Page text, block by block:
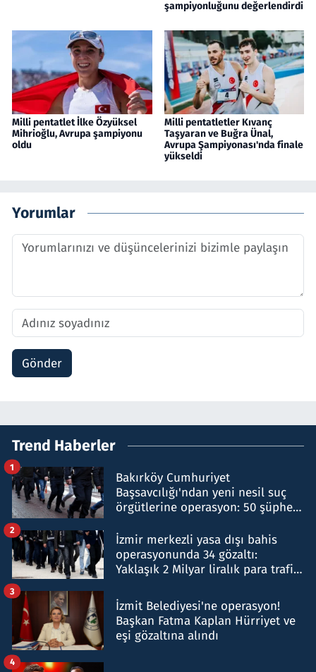
şampiyonluğunu değerlendirdi
Milli pentatlet İlke Özyüksel
Mihrioğlu, Avrupa şampiyonu
oldu
Milli pentatletler Kıvanç
Taşyaran ve Buğra Ünal,
Avrupa Şampiyonası'nda finale
yükseldi
Yorumlar
Gönder
Trend Haberler
Bakırköy Cumhuriyet
Başsavcılığı'ndan yeni nesil suç
örgütlerine operasyon: 50 şüpheli
1
İzmir merkezli yasa dışı bahis
operasyonunda 34 gözaltı:
Yaklaşık 2 Milyar liralık para trafiği
2
İzmit Belediyesi'ne operasyon!
Başkan Fatma Kaplan Hürriyet ve
eşi gözaltına alındı
3
4